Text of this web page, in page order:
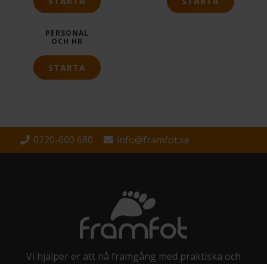
PERSONAL
OCH HR
STARTA
0220-600 680 info@framfot.se
Vi hjälper er att nå framgång med praktiska och